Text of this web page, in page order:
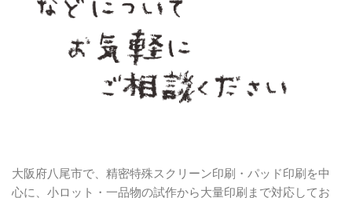
大阪府八尾市で、精密特殊スクリーン印刷・パッド印刷を中
心に、小ロット・一品物の試作から大量印刷まで対応してお